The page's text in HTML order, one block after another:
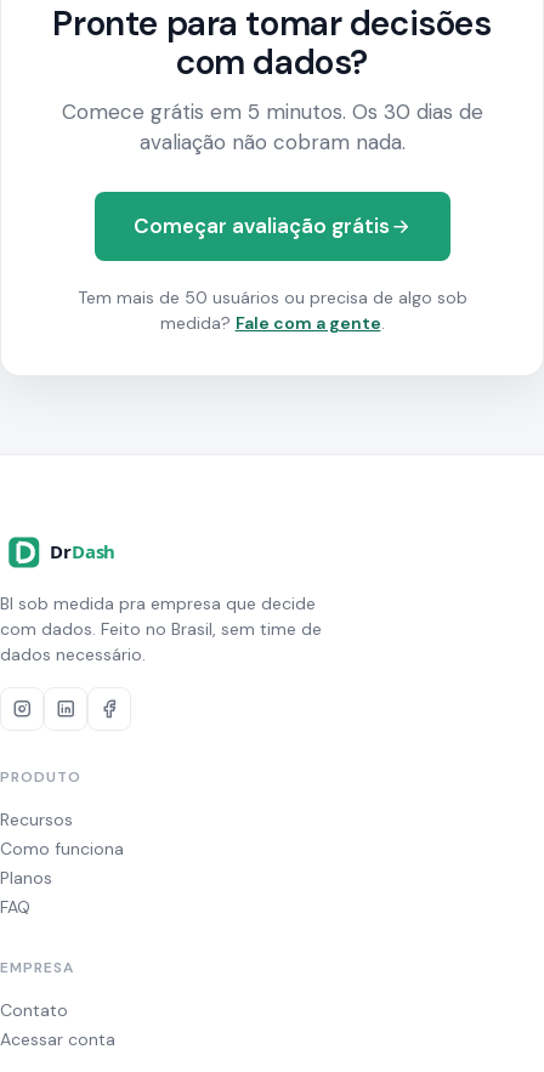
Pronte para tomar decisões
com dados?
Comece grátis em 5 minutos. Os 30 dias de
avaliação não cobram nada.
Começar avaliação grátis
Tem mais de 50 usuários ou precisa de algo sob
medida? Fale com a gente.
BI sob medida pra empresa que decide
com dados. Feito no Brasil, sem time de
dados necessário.
PRODUTO
Recursos
Como funciona
Planos
FAQ
EMPRESA
Contato
Acessar conta